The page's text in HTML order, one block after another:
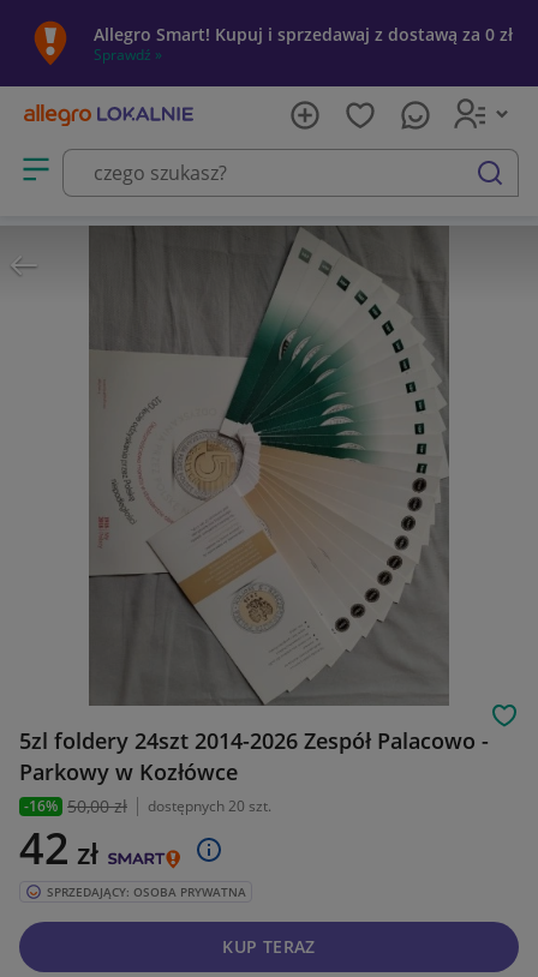
Allegro Smart! Kupuj i sprzedawaj z dostawą za 0 zł
Sprawdź »
Otwórz menu z kategoriami
szukaj
5zl foldery 24szt 2014-2026 Zespół Palacowo -
Parkowy w Kozłówce
-16% 50,00 zł dostępnych 20 szt.
42 zł
SPRZEDAJĄCY: OSOBA PRYWATNA
KUP TERAZ